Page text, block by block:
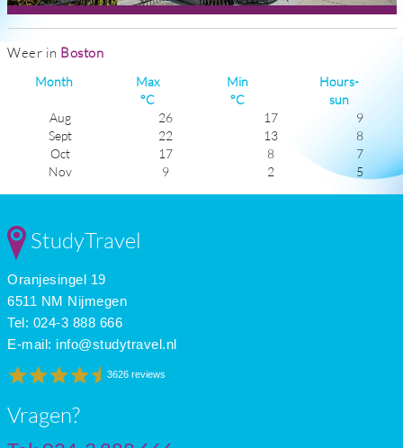
Weer in Boston
Month
Max
°C
Min
°C
Hours-
sun
Aug
26 17
9
Sept
22 13
8
Oct
17 8
7
Nov
9 2
5
Mar
May
June
July
StudyTravel
Oranjesingel 19
6511 NM Nijmegen
Tel: 024-3 888 666
E-mail: info@studytravel.nl
3626 reviews
Vragen?